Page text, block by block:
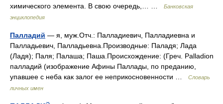
химического элемента. В свою очередь,… …
Банковская
энциклопедия
Палладий — я, муж.Отч.: Палладиевич, Палладиевна и
Палладьевич, Палладьевна.Производные: Паладя; Лада
(Ладя); Паля; Палаша; Паша.Происхождение: (Греч. Palladion
палладий (изображение Афины Паллады, по преданию,
упавшее с неба как залог ее неприкосновенности …
Словарь
личных имен